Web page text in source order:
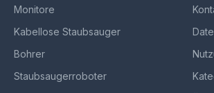
Monitore
Kabellose Staubsauger
Bohrer
Staubsaugerroboter